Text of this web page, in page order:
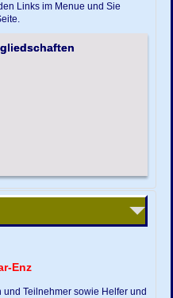
Links im Menue und Sie
Enz
Teilnehmer sowie Helfer und